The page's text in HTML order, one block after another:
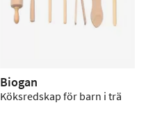
Biogan
Köksredskap för barn i trä